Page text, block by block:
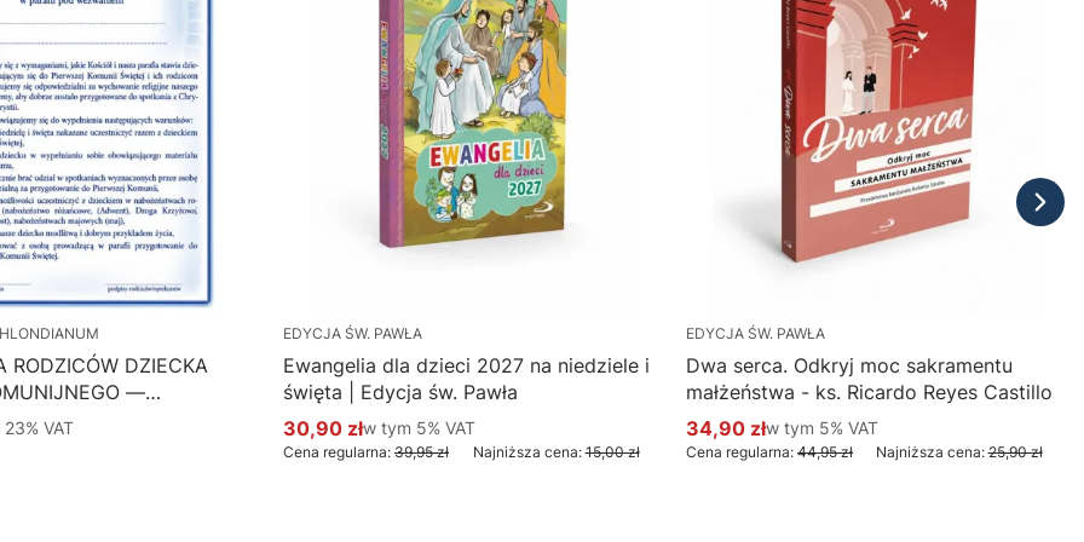
RODZICÓW DZIECKA
—
Hlondianum - druk
50 szt.
VAT
23% VAT
EDYCJA ŚW. PAWŁA
Ewangelia dla dzieci 2027 na niedziele i
święta | Edycja św. Pawła
Cena promocyjna brutto
30,90 złw tym %s VAT
w tym 5% VAT
Cena regularna: 39,95 zł Najniższa cena: 15,00 zł
EDYCJA ŚW. PAWŁA
Dwa serca. Odkryj moc sakramentu
małżeństwa - ks. Ricardo Reyes Castillo
Cena promocyjna brutto
34,90 złw tym %s VAT
w tym 5% VAT
Cena regularna: 44,95 zł Najniższa cena: 25,90 zł